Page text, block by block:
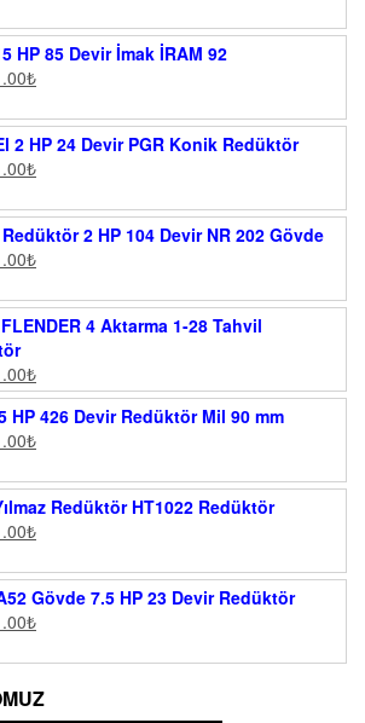
HP 85 Devir İmak İRAM 92
₺
2 HP 24 Devir PGR Konik Redüktör
₺
Redüktör 2 HP 104 Devir NR 202 Gövde
₺
4 Aktarma 1-28 Tahvil
₺
HP 426 Devir Redüktör Mil 90 mm
₺
Redüktör HT1022 Redüktör
₺
Gövde 7.5 HP 23 Devir Redüktör
₺